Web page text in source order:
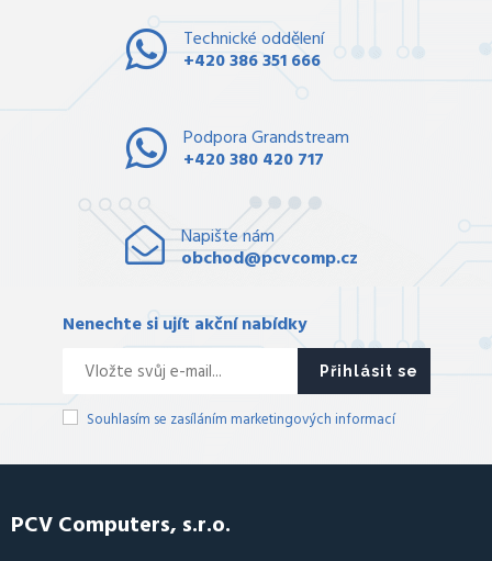
Technické oddělení
+420 386 351 666
Podpora Grandstream
+420 380 420 717
Napište nám
obchod@pcvcomp.cz
Nenechte si ujít akční nabídky
Přihlásit se
Souhlasím se zasíláním marketingových informací
PCV Computers, s.r.o.